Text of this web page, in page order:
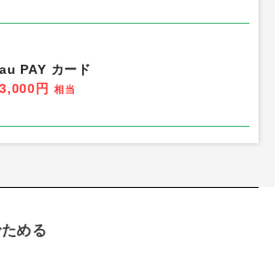
au PAY カード
3,000円
相当
める